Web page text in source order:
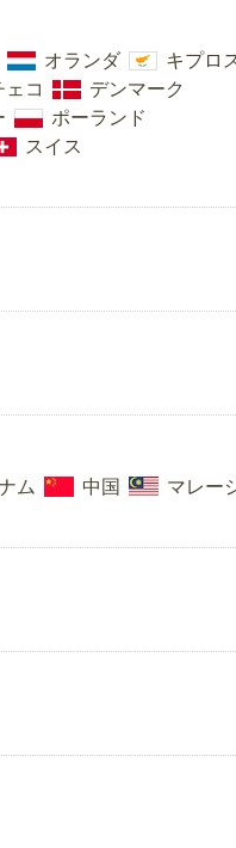
オランダ
キプロ
ェコ
デンマーク
ポーランド
スイス
ム 中国
マレー